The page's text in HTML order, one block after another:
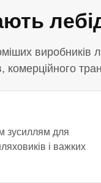
виробників
зусиллям для
і важких